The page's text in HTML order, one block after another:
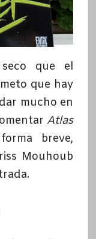
que el
que hay
mucho en
Atlas
breve,
Mouhoub